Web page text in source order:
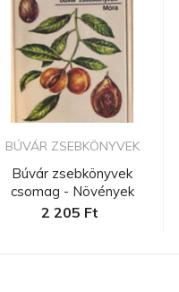
BÚVÁR ZSEBKÖNYVEK
Búvár zsebkönyvek
csomag - Növények
2 205 Ft